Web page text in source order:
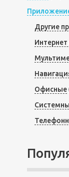
Другие
Интернет
Офисные